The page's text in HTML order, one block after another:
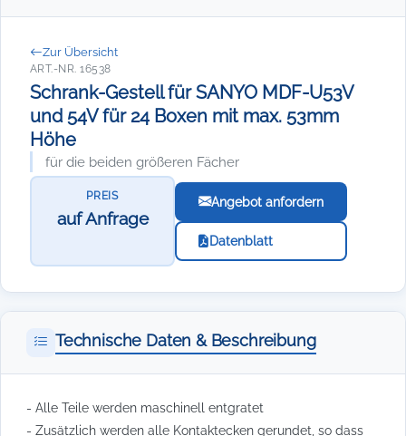
Zur Übersicht
ART.-NR. 16538
Schrank-Gestell für SANYO MDF-U53V
und 54V für 24 Boxen mit max. 53mm
Höhe
für die beiden größeren Fächer
PREIS
auf Anfrage
Angebot anfordern
Datenblatt
Technische Daten & Beschreibung
- Alle Teile werden maschinell entgratet
- Zusätzlich werden alle Kontaktecken gerundet, so dass